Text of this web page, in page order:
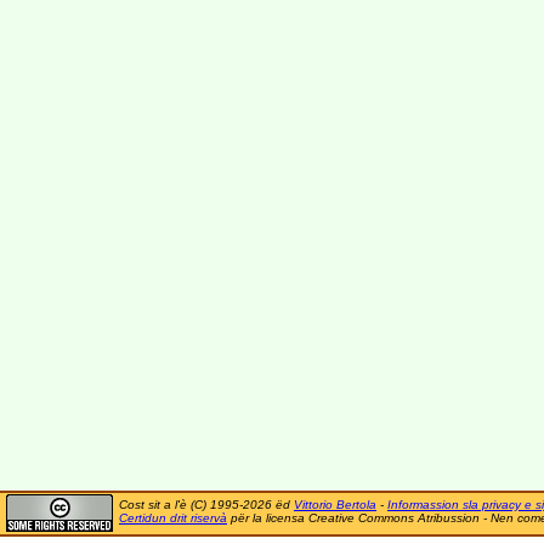
Cost sit a l'è (C) 1995-2026 ëd Vittorio Bertola - Informassion sla privacy e
Certidun drit riservà për la licensa Creative Commons Atribussion - Nen